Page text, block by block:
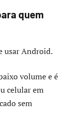
quem
usar Android.
volume e é
celular em
sem